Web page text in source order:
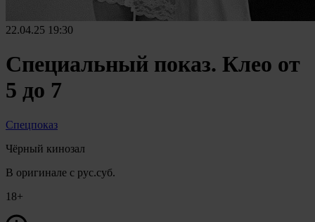
22.04.25 19:30
Специальный показ. Клео от
5 до 7
Спецпоказ
Чёрный кинозал
В оригинале с рус.суб.
18+